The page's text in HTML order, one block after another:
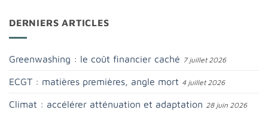
DERNIERS ARTICLES
Greenwashing : le coût financier caché 7 juillet 2026
ECGT : matières premières, angle mort 4 juillet 2026
Climat : accélérer atténuation et adaptation 28 juin 2026